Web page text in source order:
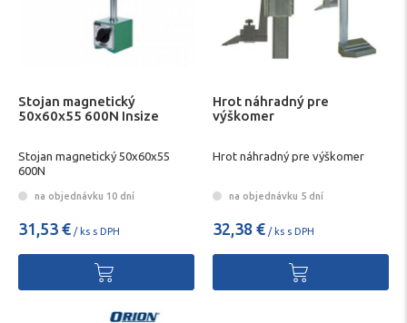
Stojan magnetický
50x60x55 600N Insize
Stojan magnetický 50x60x55
600N
na objednávku 10 dní
31,53 € / ks s DPH
Hrot náhradný pre
výškomer
Hrot náhradný pre výškomer
na objednávku 5 dní
32,38 € / ks s DPH